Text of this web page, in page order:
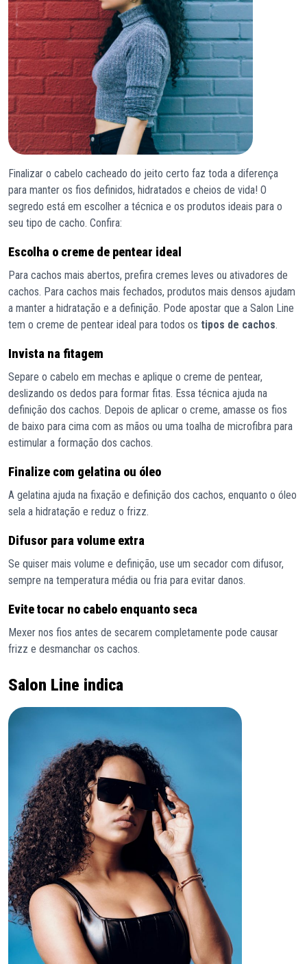
Finalizar o cabelo cacheado do jeito certo faz toda a diferença
para manter os fios definidos, hidratados e cheios de vida! O
segredo está em escolher a técnica e os produtos ideais para o
seu tipo de cacho. Confira:
Escolha o creme de pentear ideal
Para cachos mais abertos, prefira cremes leves ou ativadores de
cachos. Para cachos mais fechados, produtos mais densos ajudam
a manter a hidratação e a definição. Pode apostar que a Salon Line
tem o creme de pentear ideal para todos os tipos de cachos.
Invista na fitagem
Separe o cabelo em mechas e aplique o creme de pentear,
deslizando os dedos para formar fitas. Essa técnica ajuda na
definição dos cachos. Depois de aplicar o creme, amasse os fios
de baixo para cima com as mãos ou uma toalha de microfibra para
estimular a formação dos cachos.
Finalize com gelatina ou óleo
A gelatina ajuda na fixação e definição dos cachos, enquanto o óleo
sela a hidratação e reduz o frizz.
Difusor para volume extra
Se quiser mais volume e definição, use um secador com difusor,
sempre na temperatura média ou fria para evitar danos.
Evite tocar no cabelo enquanto seca
Mexer nos fios antes de secarem completamente pode causar
frizz e desmanchar os cachos.
Salon Line indica